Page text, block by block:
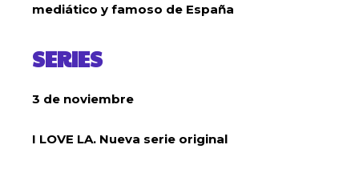
mediático y famoso de España
SERIES
3 de noviembre
I LOVE LA. Nueva serie original